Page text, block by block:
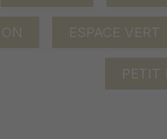
ESPACE VERT
PETIT